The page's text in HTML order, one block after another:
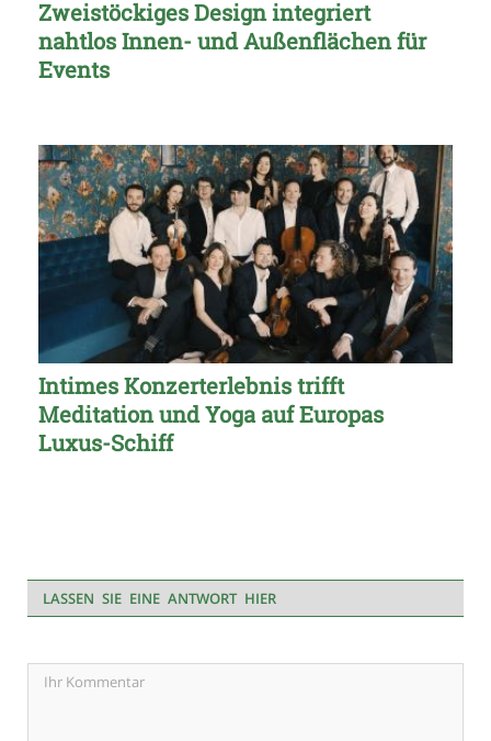
Zweistöckiges Design integriert
nahtlos Innen- und Außenflächen für
Events
Intimes Konzerterlebnis trifft
Meditation und Yoga auf Europas
Luxus-Schiff
LASSEN SIE EINE ANTWORT HIER